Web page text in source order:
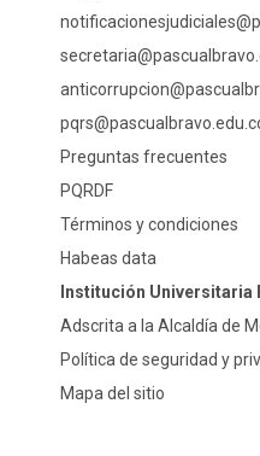
Preguntas frecuentes
PQRDF
Términos y condiciones
Habeas data
Institución Universitaria
Adscrita a la Alcaldía de
Política de seguridad y
Mapa del sitio